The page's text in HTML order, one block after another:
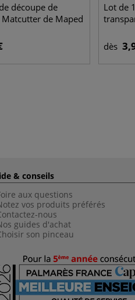
découpe de
de Maped
Lot de
dès
& conseils
aux questions
vos produits préférés
nous
guides d'achat
son pinceau